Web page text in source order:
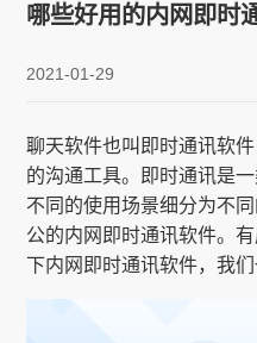
哪些好用的内网即时
2021-01-29
聊天软件也叫即时通讯软
的沟通工具。即时通讯是
不同的使用场景细分为不
公的内网即时通讯软件。
下内网即时通讯软件，我们